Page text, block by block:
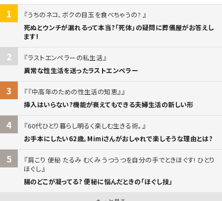
1
うちのネコ、ボクの目玉を食べちゃうの?
死ぬとウンチが漏れるって本当?「死体」の疑問に葬儀屋がお答えし
ます!
2
ラストエンペラーの私生活
異常な性生活を送ったラストエンペラー
3
『中高年のための性生活の知恵』
挿入はいらない?機能が衰えてもできる夫婦生活の新しい形
4
60代ひとり暮らし明るく楽しむ生きる術。
お手本にしたい62歳。Mimiさんがおしゃれで楽しそうな理由とは?
5
肩こり 便秘 たるみ むくみ うつうつを自分の手でときほぐす! ひとり
ほぐし
腸のどこが凝ってる? 便秘に悩んだときの「ほぐし技」